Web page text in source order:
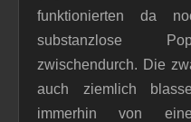
funktionierten da
substanzlose
zwischendurch. Die
auch ziemlich
immerhin von